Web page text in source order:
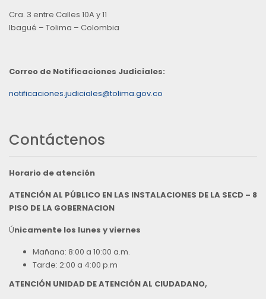
Cra. 3 entre Calles 10A y 11
Ibagué – Tolima – Colombia
Correo de Notificaciones Judiciales:
notificaciones.judiciales@tolima.gov.co
Contáctenos
Horario de atención
ATENCIÓN AL PÚBLICO EN LAS INSTALACIONES DE LA SECD – 8
PISO DE LA GOBERNACION
Únicamente los lunes y viernes
Mañana: 8:00 a 10:00 a.m.
Tarde: 2:00 a 4:00 p.m
ATENCIÓN UNIDAD DE ATENCIÓN AL CIUDADANO,